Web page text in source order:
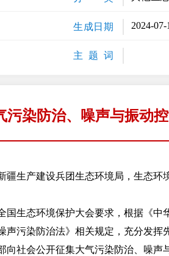
生成日期 2024-07-
主 题 词
污染防治、噪声与振动
疆生产建设兵团生态环境局，生态环
生态环境保护大会要求，根据《中
声污染防治法》相关规定，充分发挥
向社会公开征集大气污染防治、噪声